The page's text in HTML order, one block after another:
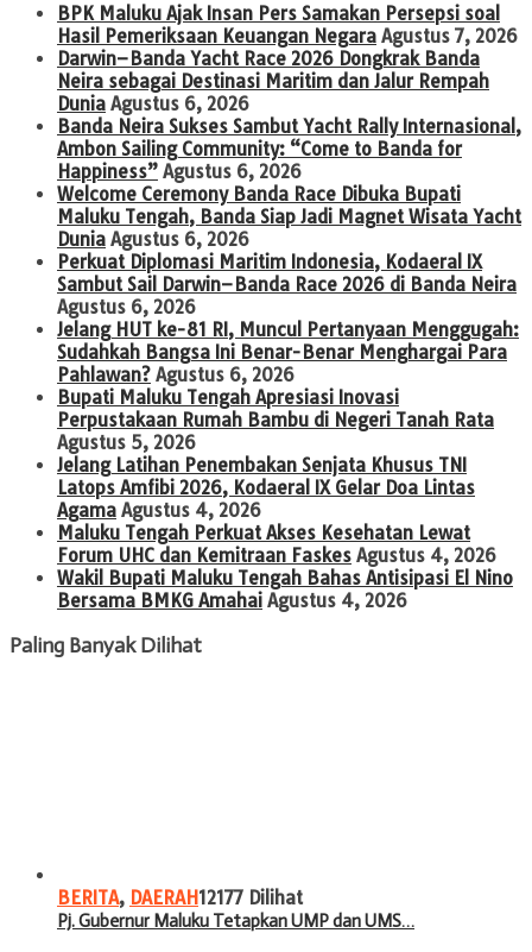
BPK Maluku Ajak Insan Pers Samakan Persepsi soal
Hasil Pemeriksaan Keuangan Negara Agustus 7, 2026
Darwin–Banda Yacht Race 2026 Dongkrak Banda
Neira sebagai Destinasi Maritim dan Jalur Rempah
Dunia Agustus 6, 2026
Banda Neira Sukses Sambut Yacht Rally Internasional,
Ambon Sailing Community: “Come to Banda for
Happiness” Agustus 6, 2026
Welcome Ceremony Banda Race Dibuka Bupati
Maluku Tengah, Banda Siap Jadi Magnet Wisata Yacht
Dunia Agustus 6, 2026
Perkuat Diplomasi Maritim Indonesia, Kodaeral IX
Sambut Sail Darwin–Banda Race 2026 di Banda Neira
Agustus 6, 2026
Jelang HUT ke-81 RI, Muncul Pertanyaan Menggugah:
Sudahkah Bangsa Ini Benar-Benar Menghargai Para
Pahlawan? Agustus 6, 2026
Bupati Maluku Tengah Apresiasi Inovasi
Perpustakaan Rumah Bambu di Negeri Tanah Rata
Agustus 5, 2026
Jelang Latihan Penembakan Senjata Khusus TNI
Latops Amfibi 2026, Kodaeral IX Gelar Doa Lintas
Agama Agustus 4, 2026
Maluku Tengah Perkuat Akses Kesehatan Lewat
Forum UHC dan Kemitraan Faskes Agustus 4, 2026
Wakil Bupati Maluku Tengah Bahas Antisipasi El Nino
Bersama BMKG Amahai Agustus 4, 2026
Paling Banyak Dilihat
BERITA, DAERAH12177 Dilihat
Pj. Gubernur Maluku Tetapkan UMP dan UMS…